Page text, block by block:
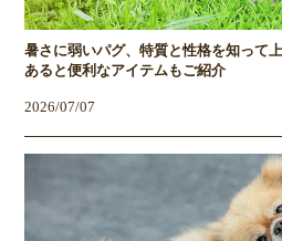
暑さに弱いパグ、特質と性格を知って
あると便利なアイテムもご紹介
2026/07/07